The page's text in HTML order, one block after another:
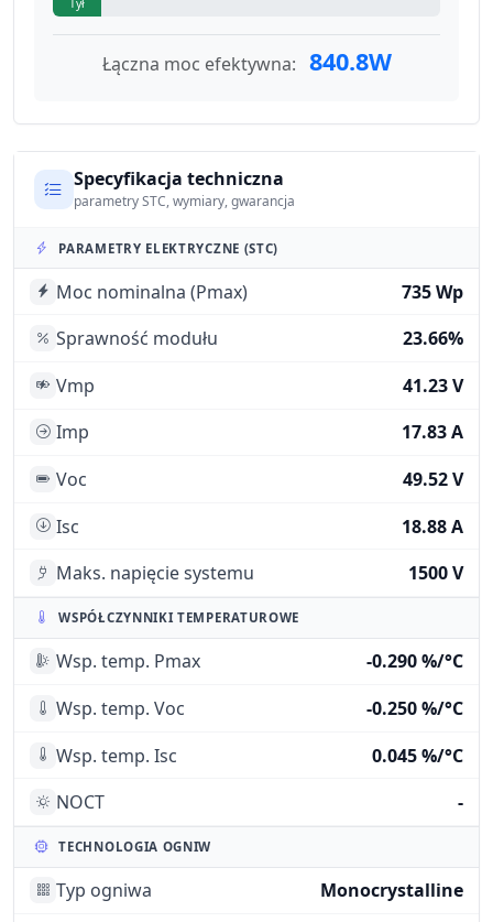
Łączna moc efektywna: 840.8W
Specyfikacja techniczna
parametry STC, wymiary, gwarancja
PARAMETRY ELEKTRYCZNE (STC)
Moc nominalna (Pmax)
735 Wp
Sprawność modułu
23.66%
Vmp
41.23 V
Imp
17.83 A
Voc
49.52 V
Isc
18.88 A
Maks. napięcie systemu
1500 V
WSPÓŁCZYNNIKI TEMPERATUROWE
Wsp. temp. Pmax
-0.290 %/°C
Wsp. temp. Voc
-0.250 %/°C
Wsp. temp. Isc
0.045 %/°C
NOCT
-
TECHNOLOGIA OGNIW
Typ ogniwa
Monocrystalline